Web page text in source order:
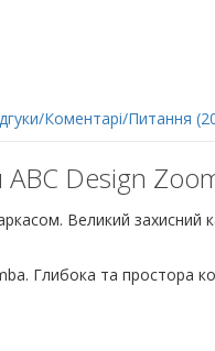
Коментарі/Питання
Design
Великий захисний
Глибока та простора